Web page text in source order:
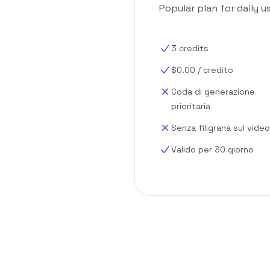
Popular plan for daily
3 credits
$0.00 / credito
Coda di generazione
prioritaria
Senza filigrana sul video
Valido per 30 giorno